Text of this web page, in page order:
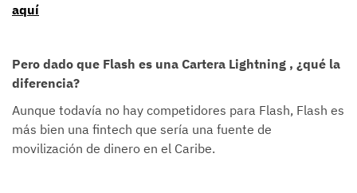
aquí
Pero dado que Flash es una Cartera Lightning , ¿qué la
diferencia?
Aunque todavía no hay competidores para Flash, Flash es
más bien una fintech que sería una fuente de
movilización de dinero en el Caribe.